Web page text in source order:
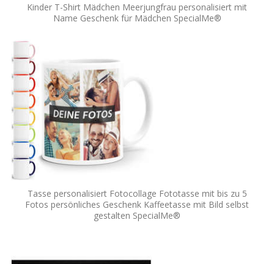
Kinder T-Shirt Mädchen Meerjungfrau personalisiert mit
Name Geschenk für Mädchen SpecialMe®
Tasse personalisiert Fotocollage Fototasse mit bis zu 5
Fotos persönliches Geschenk Kaffeetasse mit Bild selbst
gestalten SpecialMe®